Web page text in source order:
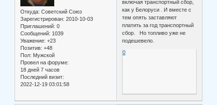
Откуда: Советский Союз
Зарегистрирован: 2010-10-03
Приглашений: 0
Сообщений: 1039
Уважение: +23
Позитив: +48
Пол: Мужской
Провел на форуме:
18 дней 7 часов
Последний визит:
2022-12-19 03:01:58
включая транспортный сбор,
как у Белоруси . И вместе с
тем опять заставляют
платить за год транспортный
сбор. Но топливо уже не
подешевело.
0